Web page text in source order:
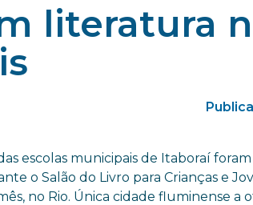
literatura
escolas municipais de Itaboraí
o Salão do Livro para Crianças e
no Rio. Única cidade fluminense a